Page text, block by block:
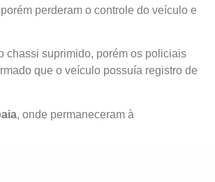
perderam o controle do veículo e
chassi suprimido, porém os policiais
que o veículo possuía registro de
, onde permaneceram à